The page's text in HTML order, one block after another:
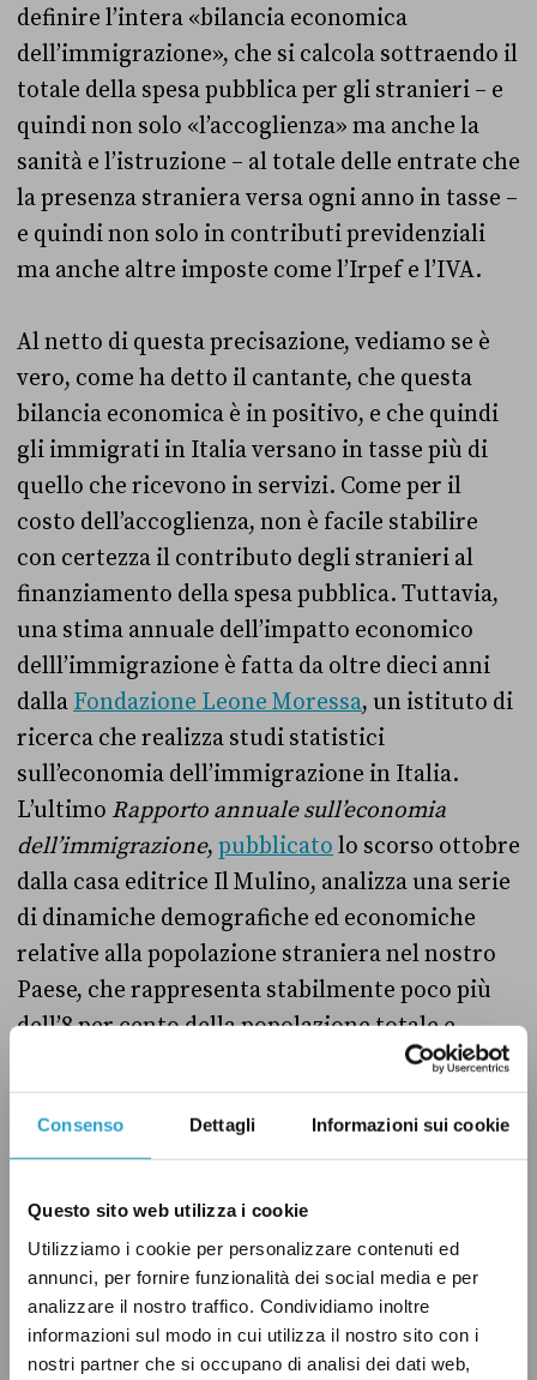
Consenso Dettagli Informazioni sui cookie
Questo sito web utilizza i cookie
Utilizziamo i cookie per personalizzare contenuti ed
annunci, per fornire funzionalità dei social media e per
analizzare il nostro traffico. Condividiamo inoltre
informazioni sul modo in cui utilizza il nostro sito con i
nostri partner che si occupano di analisi dei dati web,
definire l’intera «bilancia economica
dell’immigrazione», che si calcola sottraendo il
totale della spesa pubblica per gli stranieri – e
quindi non solo «l’accoglienza» ma anche la
sanità e l’istruzione – al totale delle entrate che
la presenza straniera versa ogni anno in tasse –
e quindi non solo in contributi previdenziali
ma anche altre imposte come l’Irpef e l’IVA.
Al netto di questa precisazione, vediamo se è
vero, come ha detto il cantante, che questa
bilancia economica è in positivo, e che quindi
gli immigrati in Italia versano in tasse più di
quello che ricevono in servizi. Come per il
costo dell’accoglienza, non è facile stabilire
con certezza il contributo degli stranieri al
finanziamento della spesa pubblica. Tuttavia,
una stima annuale dell’impatto economico
delll’immigrazione è fatta da oltre dieci anni
dalla Fondazione Leone Moressa, un istituto di
ricerca che realizza studi statistici
sull’economia dell’immigrazione in Italia.
L’ultimo Rapporto annuale sull’economia
dell’immigrazione, pubblicato lo scorso ottobre
dalla casa editrice Il Mulino, analizza una serie
di dinamiche demografiche ed economiche
relative alla popolazione straniera nel nostro
Paese, che rappresenta stabilmente poco più
dell’8 per cento della popolazione totale e
contribuisce a circa il 9 per cento del Prodotto
interno lordo (Pil) dell’Italia.
Secondo questo rapporto, nel 2021 i
contribuenti immigrati erano circa 4,3 milioni,
che a fronte di un totale di redditi dichiarati di
64 miliardi di euro hanno versato 9,6 miliardi
di Irpef, ossia l’Imposta sul reddito delle
persone fisiche. «Questi quasi 10 miliardi di